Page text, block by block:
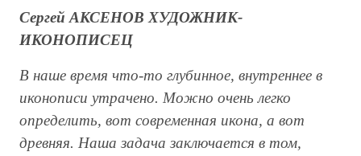
Сергей АКСЕНОВ ХУДОЖНИК-
ИКОНОПИСЕЦ
В наше время что-то глубинное, внутреннее в
иконописи утрачено. Можно очень легко
определить, вот современная икона, а вот
древняя. Наша задача заключается в том,